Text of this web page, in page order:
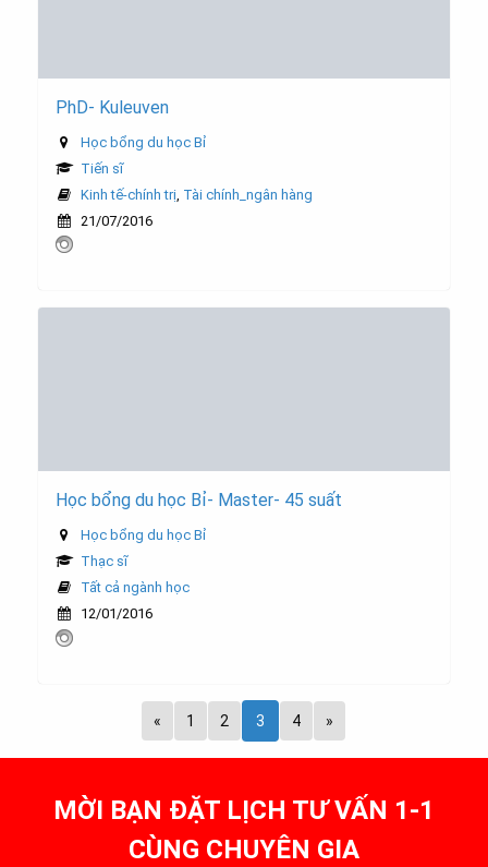
PhD- Kuleuven
Học bổng du học Bỉ
Tiến sĩ
Kinh tế-chính trị Tài chính_ngân hàng
21/07/2016
Học bổng du học Bỉ- Master- 45 suất
Học bổng du học Bỉ
Thạc sĩ
Tất cả ngành học
12/01/2016
« 1 2 3 4 »
MỜI BẠN ĐẶT LỊCH TƯ VẤN 1-1
CÙNG CHUYÊN GIA